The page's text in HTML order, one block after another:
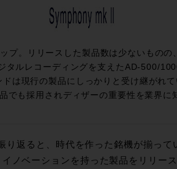
プ。リリースした製品数は少ないもの
タルレコーディングを支えたAD-500/
は現行の製品にしっかりと受け継がれ
でも採用されディザーの重要性を業界
り返ると、時代を作った銘機が揃っ
ノベーションを持った製品をリリー